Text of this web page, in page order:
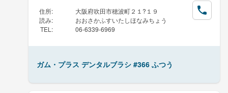
住所:
大阪府吹田市穂波町２１?１９
読み:
おおさかふすいたしほなみちょう
TEL : 06-6339-6969
ガム・プラス デンタルブラシ #366 ふつう